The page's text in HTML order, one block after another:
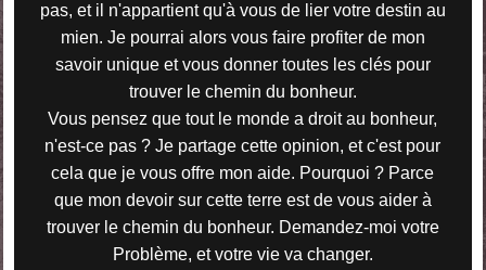
pas, et il n'appartient qu'à vous de lier votre destin au
mien. Je pourrai alors vous faire profiter de mon
savoir unique et vous donner toutes les clés pour
trouver le chemin du bonheur.
Vous pensez que tout le monde a droit au bonheur,
n'est-ce pas ? Je partage cette opinion, et c'est pour
cela que je vous offre mon aide. Pourquoi ? Parce
que mon devoir sur cette terre est de vous aider à
trouver le chemin du bonheur. Demandez-moi votre
Problème, et votre vie va changer.